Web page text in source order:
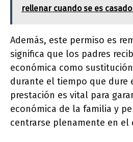
rellenar cuando se es
Además, este permiso es
significa que los padres
económica como
durante el tiempo que dure
prestación es vital para
económica de la familia y
centrarse plenamente en el